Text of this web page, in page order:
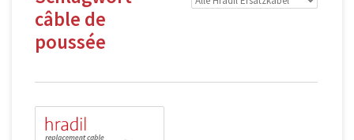
câble de
poussée